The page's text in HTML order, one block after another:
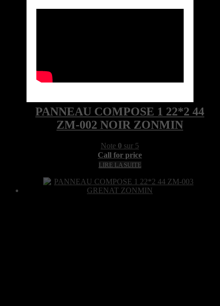
PANNEAU COMPOSE 1 22*2 44
ZM-002 NOIR ZONMIN
Note 0 sur 5
Call for price
LIRE LA SUITE